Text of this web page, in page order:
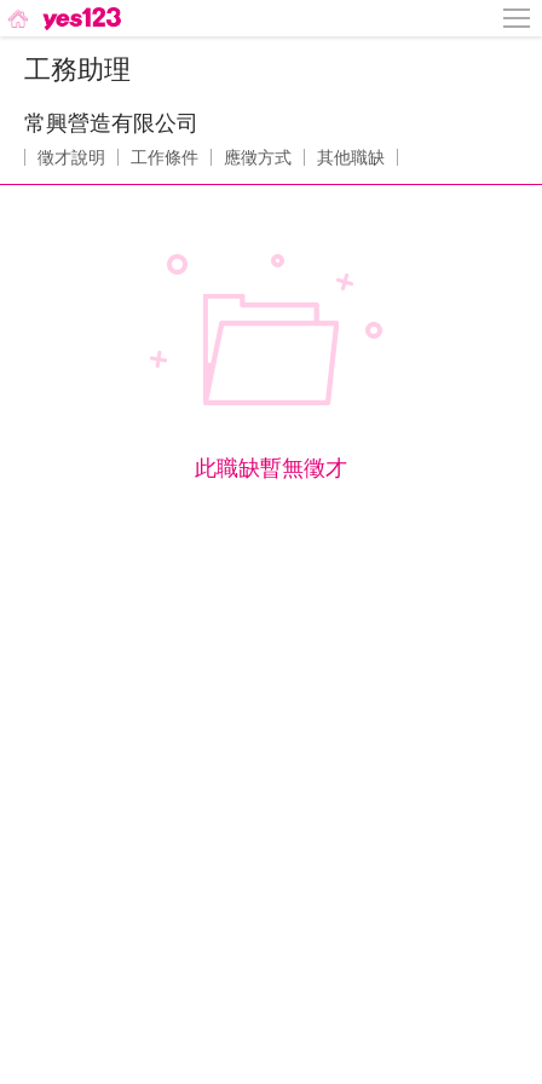
工務助理
常興營造有限公司
徵才說明 工作條件 應徵方式 其他職缺
此職缺暫無徵才